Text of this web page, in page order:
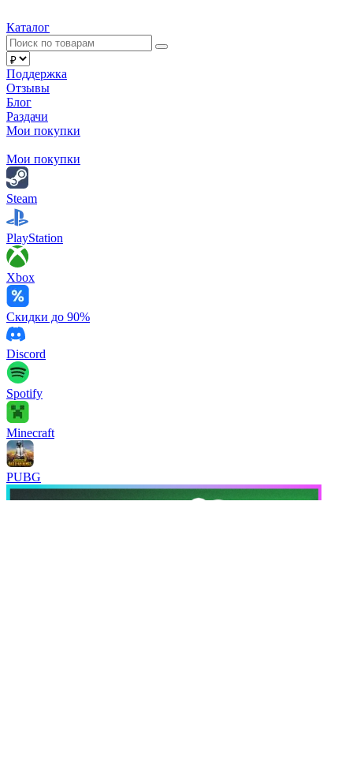
Каталог
Поддержка
Отзывы
Блог
Раздачи
Мои покупки
Мои покупки
Steam
PlayStation
Xbox
Скидки до 90%
Discord
Spotify
Minecraft
PUBG